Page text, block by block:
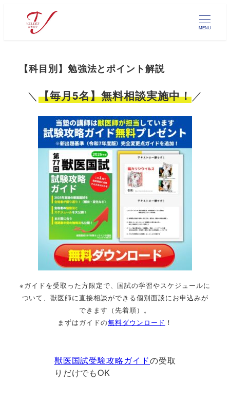
MENU
【科目別】勉強法とポイント解説
＼【毎月5名】無料相談実施中！／
※ガイドを受取った方限定で、国試の学習やスケジュールに
ついて、獣医師に直接相談ができる個別面談にお申込みが
できます（先着順）。
まずはガイドの無料ダウンロード ！
獣医国試受験攻略ガイドの受取
りだけでもOK